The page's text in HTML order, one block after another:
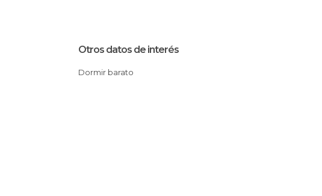
Otros datos de interés
Dormir barato